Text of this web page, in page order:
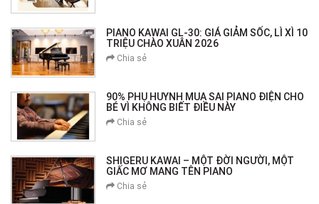
PIANO KAWAI GL-30: GIÁ GIẢM SỐC, LÌ XÌ 10
TRIỆU CHÀO XUÂN 2026
Chia sẻ
90% PHỤ HUYNH MUA SAI PIANO ĐIỆN CHO
BÉ VÌ KHÔNG BIẾT ĐIỀU NÀY
Chia sẻ
SHIGERU KAWAI – MỘT ĐỜI NGƯỜI, MỘT
GIẤC MƠ MANG TÊN PIANO
Chia sẻ